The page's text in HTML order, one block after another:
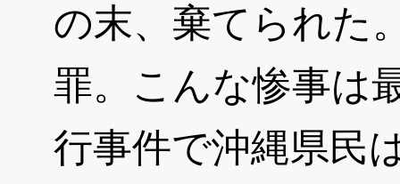
の末、棄てられた
罪。こんな惨事は
行事件で沖縄県民